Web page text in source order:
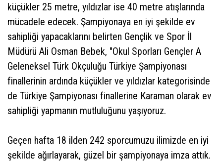
küçükler 25 metre, yıldızlar ise 40 metre atışlarında
mücadele edecek. Şampiyonaya en iyi şekilde ev
sahipliği yapacaklarını belirten Gençlik ve Spor İl
Müdürü Ali Osman Bebek, "Okul Sporları Gençler A
Geleneksel Türk Okçuluğu Türkiye Şampiyonası
finallerinin ardında küçükler ve yıldızlar kategorisinde
de Türkiye Şampiyonası finallerine Karaman olarak ev
sahipliği yapmanın mutluluğunu yaşıyoruz.
Geçen hafta 18 ilden 242 sporcumuzu ilimizde en iyi
şekilde ağırlayarak, güzel bir şampiyonaya imza attık.